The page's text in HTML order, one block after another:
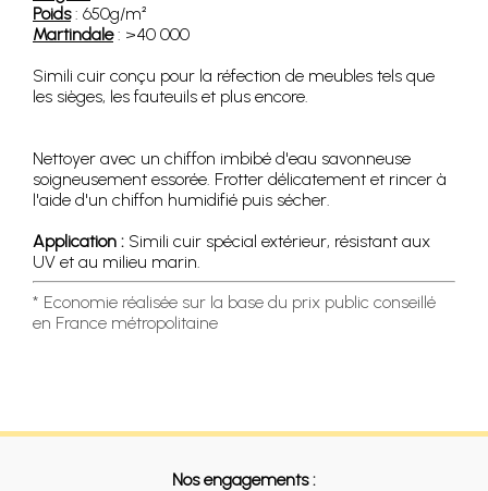
Poids: 650g/m²
Martindale: >40 000
Simili cuir conçu pour la réfection de meubles tels que
les sièges, les fauteuils et plus encore.
Nettoyer avec un chiffon imbibé d'eau savonneuse
soigneusement essorée. Frotter délicatement et rincer à
l'aide d'un chiffon humidifié puis sécher.
Application : Simili cuir spécial extérieur, résistant aux
UV et au milieu marin.
* Economie réalisée sur la base du prix public conseillé
en France métropolitaine
Nos engagements :